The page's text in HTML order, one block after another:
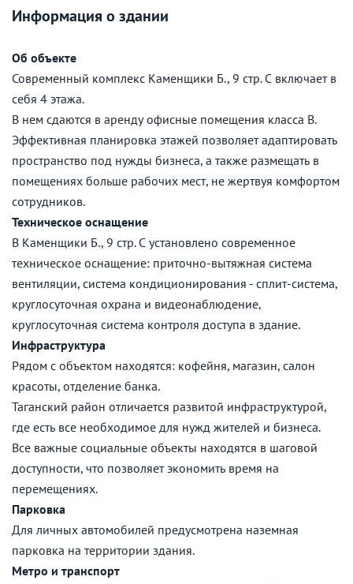
Информация о здании
Об объекте
Современный комплекс Каменщики Б., 9 стр. С включает в
себя 4 этажа.
В нем сдаются в аренду офисные помещения класса B.
Эффективная планировка этажей позволяет адаптировать
пространство под нужды бизнеса, а также размещать в
помещениях больше рабочих мест, не жертвуя комфортом
сотрудников.
Техническое оснащение
В Каменщики Б., 9 стр. С установлено современное
техническое оснащение: приточно-вытяжная система
вентиляции, система кондиционирования - сплит-система,
круглосуточная охрана и видеонаблюдение,
круглосуточная система контроля доступа в здание.
Инфраструктура
Рядом с объектом находятся: кофейня, магазин, салон
красоты, отделение банка.
Таганский район отличается развитой инфраструктурой,
где есть все необходимое для нужд жителей и бизнеса.
Все важные социальные объекты находятся в шаговой
доступности, что позволяет экономить время на
перемещениях.
Парковка
Для личных автомобилей предусмотрена наземная
парковка на территории здания.
Метро и транспорт